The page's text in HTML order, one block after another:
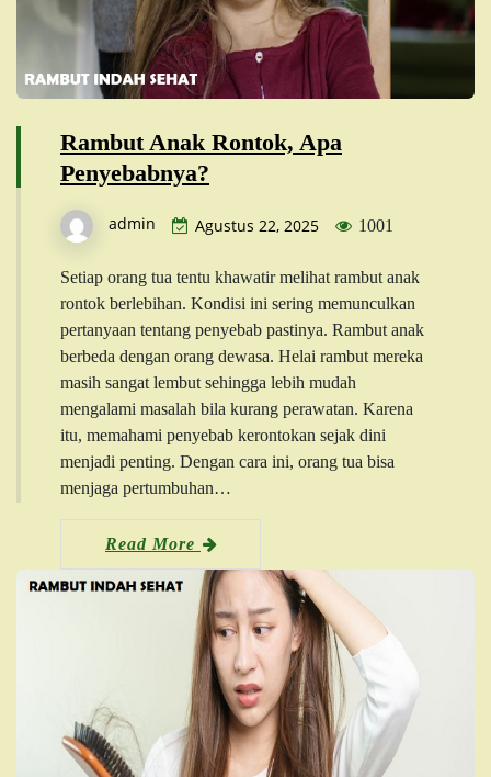
Rambut Anak Rontok, Apa
Penyebabnya?
admin Agustus 22, 2025 1001
Setiap orang tua tentu khawatir melihat rambut anak
rontok berlebihan. Kondisi ini sering memunculkan
pertanyaan tentang penyebab pastinya. Rambut anak
berbeda dengan orang dewasa. Helai rambut mereka
masih sangat lembut sehingga lebih mudah
mengalami masalah bila kurang perawatan. Karena
itu, memahami penyebab kerontokan sejak dini
menjadi penting. Dengan cara ini, orang tua bisa
menjaga pertumbuhan…
Read More